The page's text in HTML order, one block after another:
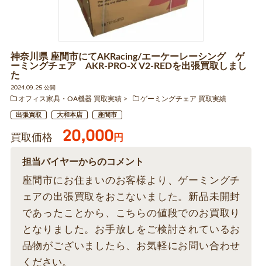
神奈川県 座間市にてAKRacing/エーケーレーシング ゲ
ーミングチェア AKR-PRO-X V2-REDを出張買取しまし
た
2024.09.25 公開
オフィス家具・OA機器 買取実績
ゲーミングチェア 買取実績
出張買取 大和本店 座間市
買取価格 20,000円
担当バイヤーからのコメント
座間市にお住まいのお客様より、ゲーミングチ
ェアの出張買取をおこないました。新品未開封
であったことから、こちらの値段でのお買取り
となりました。お手放しをご検討されているお
品物がございましたら、お気軽にお問い合わせ
ください。